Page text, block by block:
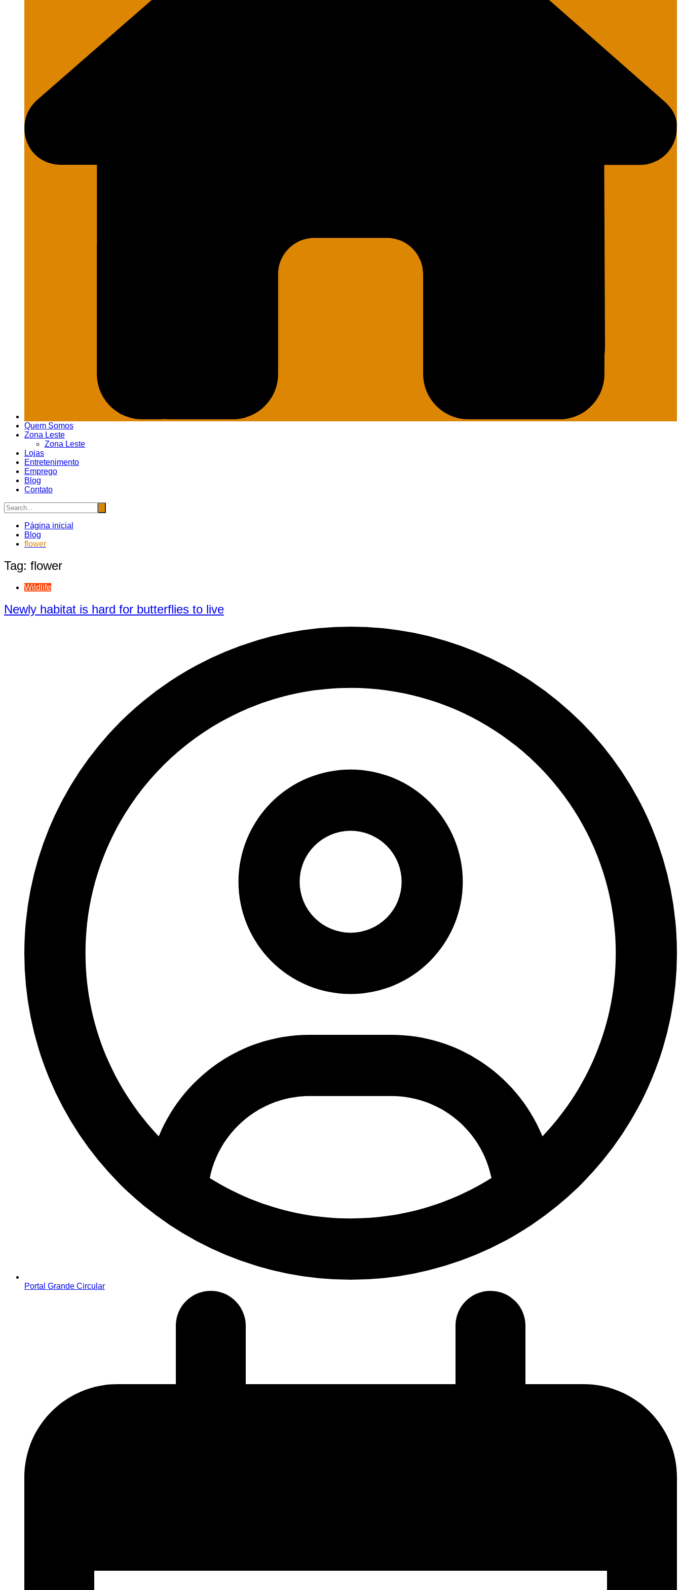
Quem Somos
Zona Leste
Zona Leste
Lojas
Entretenimento
Emprego
Blog
Contato
Página inicial
Blog
flower
Tag: flower
Wildlife
Newly habitat is hard for butterflies to live
Portal Grande Circular